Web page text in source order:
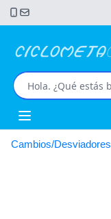
Open main menu
Cambios/Desviadores